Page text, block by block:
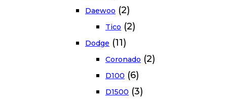
Daewoo (2)
Tico (2)
Dodge (11)
Coronado (2)
D100 (6)
D1500 (3)